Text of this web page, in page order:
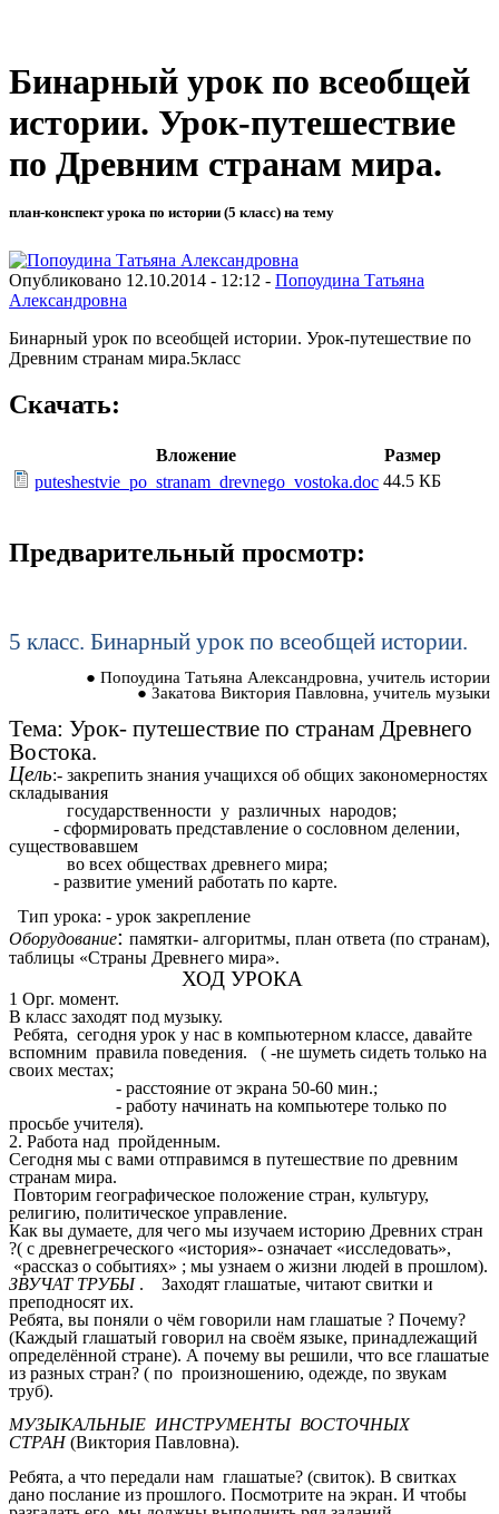
Бинарный урок по всеобщей
истории. Урок-путешествие
по Древним странам мира.
план-конспект урока по истории (5 класс) на тему
Опубликовано 12.10.2014 - 12:12 - Попоудина Татьяна
Александровна
Бинарный урок по всеобщей истории. Урок-путешествие по
Древним странам мира.5класс
Скачать:
Вложение
Размер
puteshestvie_po_stranam_drevnego_vostoka.doc 44.5 КБ
Предварительный просмотр:
5 класс. Бинарный урок по всеобщей истории.
Попоудина Татьяна Александровна, учитель истории
Закатова Виктория Павловна, учитель музыки
Тема: Урок- путешествие по странам Древнего
Востока.
Цель:- закрепить знания учащихся об общих закономерностях
складывания
государственности у различных народов;
- сформировать представление о сословном делении,
существовавшем
во всех обществах древнего мира;
- развитие умений работать по карте.
Тип урока: - урок закрепление
Оборудование: памятки- алгоритмы, план ответа (по странам),
таблицы «Страны Древнего мира».
ХОД УРОКА
1 Орг. момент.
В класс заходят под музыку.
Ребята, сегодня урок у нас в компьютерном классе, давайте
вспомним правила поведения. ( -не шуметь сидеть только на
своих местах;
- расстояние от экрана 50-60 мин.;
- работу начинать на компьютере только по
просьбе учителя).
2. Работа над пройденным.
Сегодня мы с вами отправимся в путешествие по древним
странам мира.
Повторим географическое положение стран, культуру,
религию, политическое управление.
Как вы думаете, для чего мы изучаем историю Древних стран
?( с древнегреческого «история»- означает «исследовать»,
«рассказ о событиях» ; мы узнаем о жизни людей в прошлом).
ЗВУЧАТ ТРУБЫ. Заходят глашатые, читают свитки и
преподносят их.
Ребята, вы поняли о чём говорили нам глашатые ? Почему?
(Каждый глашатый говорил на своём языке, принадлежащий
определённой стране). А почему вы решили, что все глашатые
из разных стран? ( по произношению, одежде, по звукам
труб).
МУЗЫКАЛЬНЫЕ ИНСТРУМЕНТЫ ВОСТОЧНЫХ
СТРАН(Виктория Павловна).
Ребята, а что передали нам глашатые? (свиток). В свитках
дано послание из прошлого. Посмотрите на экран. И чтобы